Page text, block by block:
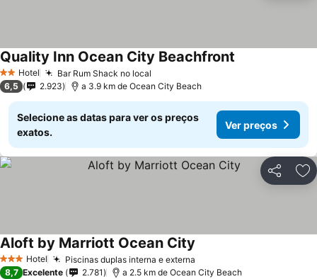
2 Estrelas
Hotel Bar Rum Shack no local
Quality Inn Ocean City Beachfront
6,5 2.923 a 3.9 km de Ocean City Beach
Selecione as datas para ver os preços
exatos.
Ver preços
Partilhar
3 EstrelasHotel Piscinas duplas interna e externa
Aloft by Marriott Ocean City
8,7 Excelente 2.781 a 2.5 km de Ocean City Beach